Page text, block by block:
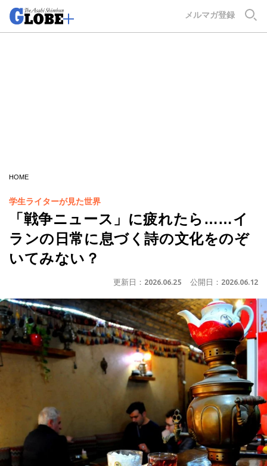
メルマガ登録
HOME
学生ライターが見た世界
「戦争ニュース」に疲れたら……イ
ランの日常に息づく詩の文化をのぞ
いてみない？
更新日： 2026.06.25 公開日： 2026.06.12